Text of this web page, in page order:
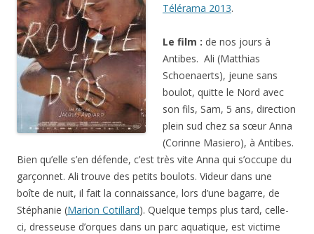
Télérama 2013.
Le film : de nos jours à
Antibes. Ali (Matthias
Schoenaerts), jeune sans
boulot, quitte le Nord avec
son fils, Sam, 5 ans, direction
plein sud chez sa sœur Anna
(Corinne Masiero), à Antibes.
Bien qu’elle s’en défende, c’est très vite Anna qui s’occupe du
garçonnet. Ali trouve des petits boulots. Videur dans une
boîte de nuit, il fait la connaissance, lors d’une bagarre, de
Stéphanie (Marion Cotillard). Quelque temps plus tard, celle-
ci, dresseuse d’orques dans un parc aquatique, est victime